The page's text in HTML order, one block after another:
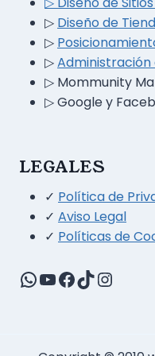
▷ Diseño de
▷
▷Administración
▷ Mommunity
▷ Google y
LEGALES
✓ Política de
✓ Aviso Legal
✓ Políticas de
WhatsApp
YouTube
Facebook
TikTok